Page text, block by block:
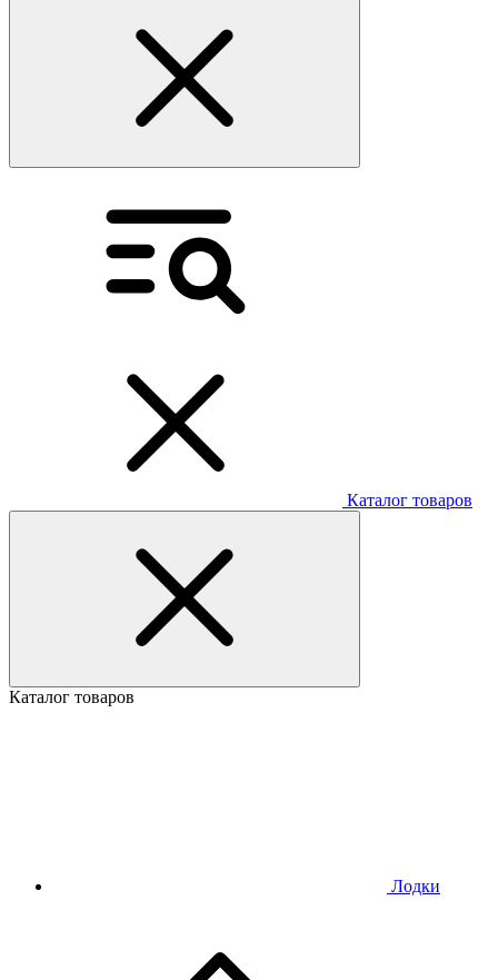
Каталог товаров
Каталог товаров
Лодки